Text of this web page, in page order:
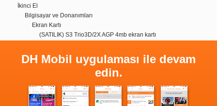
İkinci El
Bilgisayar ve Donanımları
Ekran Kartı
(SATILIK) S3 Trio3D/2X AGP 4mb ekran kartı
DH Mobil uygulaması ile devam
edin.